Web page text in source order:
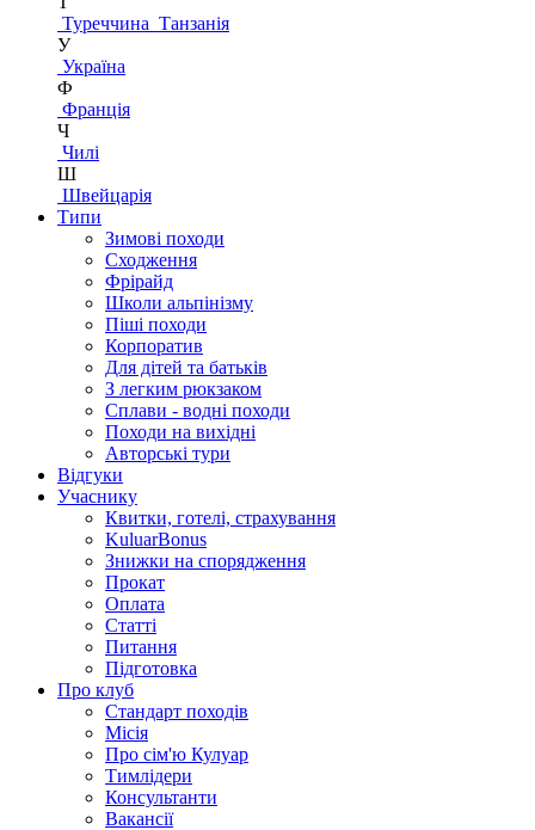
Туреччина Танзанія
У
Україна
Ф
Франція
Ч
Чилі
Ш
Швейцарія
Типи
Зимові походи
Сходження
Фрірайд
Школи альпінізму
Піші походи
Корпоратив
Для дітей та батьків
З легким рюкзаком
Сплави - водні походи
Походи на вихідні
Авторські тури
Відгуки
Учаснику
Квитки, готелі, страхування
KuluarBonus
Знижки на спорядження
Прокат
Оплата
Статті
Питання
Підготовка
Про клуб
Стандарт походів
Місія
Про сім'ю Кулуар
Тимлідери
Консультанти
Вакансії